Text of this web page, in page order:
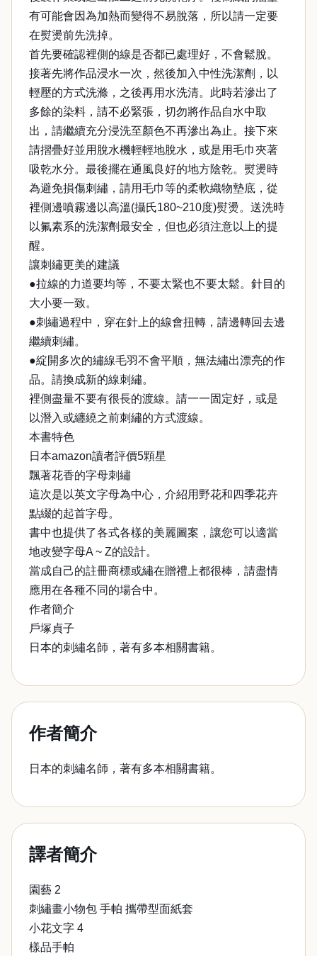
有可能會因為加熱而變得不易脫落，所以請一定要
在熨燙前先洗掉。
首先要確認裡側的線是否都已處理好，不會鬆脫。
接著先將作品浸水一次，然後加入中性洗潔劑，以
輕壓的方式洗滌，之後再用水洗清。此時若滲出了
多餘的染料，請不必緊張，切勿將作品自水中取
出，請繼續充分浸洗至顏色不再滲出為止。接下來
請摺疊好並用脫水機輕輕地脫水，或是用毛巾夾著
吸乾水分。最後擺在通風良好的地方陰乾。熨燙時
為避免損傷刺繡，請用毛巾等的柔軟織物墊底，從
裡側邊噴霧邊以高溫(攝氏180~210度)熨燙。送洗時
以氟素系的洗潔劑最安全，但也必須注意以上的提
醒。
讓刺繡更美的建議
●拉線的力道要均等，不要太緊也不要太鬆。針目的
大小要一致。
●刺繡過程中，穿在針上的線會扭轉，請邊轉回去邊
繼續刺繡。
●綻開多次的繡線毛羽不會平順，無法繡出漂亮的作
品。請換成新的線刺繡。
裡側盡量不要有很長的渡線。請一一固定好，或是
以潛入或纏繞之前刺繡的方式渡線。
本書特色
日本amazon讀者評價5顆星
飄著花香的字母刺繡
這次是以英文字母為中心，介紹用野花和四季花卉
點綴的起首字母。
書中也提供了各式各樣的美麗圖案，讓您可以適當
地改變字母A ~ Z的設計。
當成自己的註冊商標或繡在贈禮上都很棒，請盡情
應用在各種不同的場合中。
作者簡介
戶塚貞子
日本的刺繡名師，著有多本相關書籍。
作者簡介
日本的刺繡名師，著有多本相關書籍。
譯者簡介
園藝 2
刺繡畫小物包 手帕 攜帶型面紙套
小花文字 4
樣品手帕